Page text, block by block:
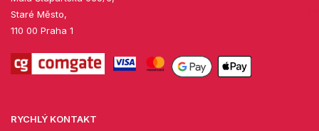
Staré Město,
110 00 Praha 1
RYCHLÝ KONTAKT